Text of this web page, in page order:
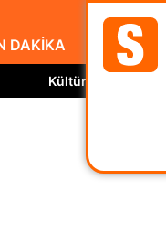
DAKİKA GÜNCEL
Kültür Sanat